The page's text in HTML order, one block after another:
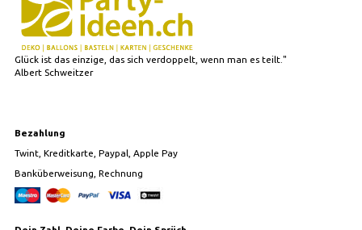
Glück ist das einzige, das sich verdoppelt, wenn man es teilt."
Albert Schweitzer
Bezahlung
Twint, Kreditkarte, Paypal, Apple Pay
Banküberweisung, Rechnung